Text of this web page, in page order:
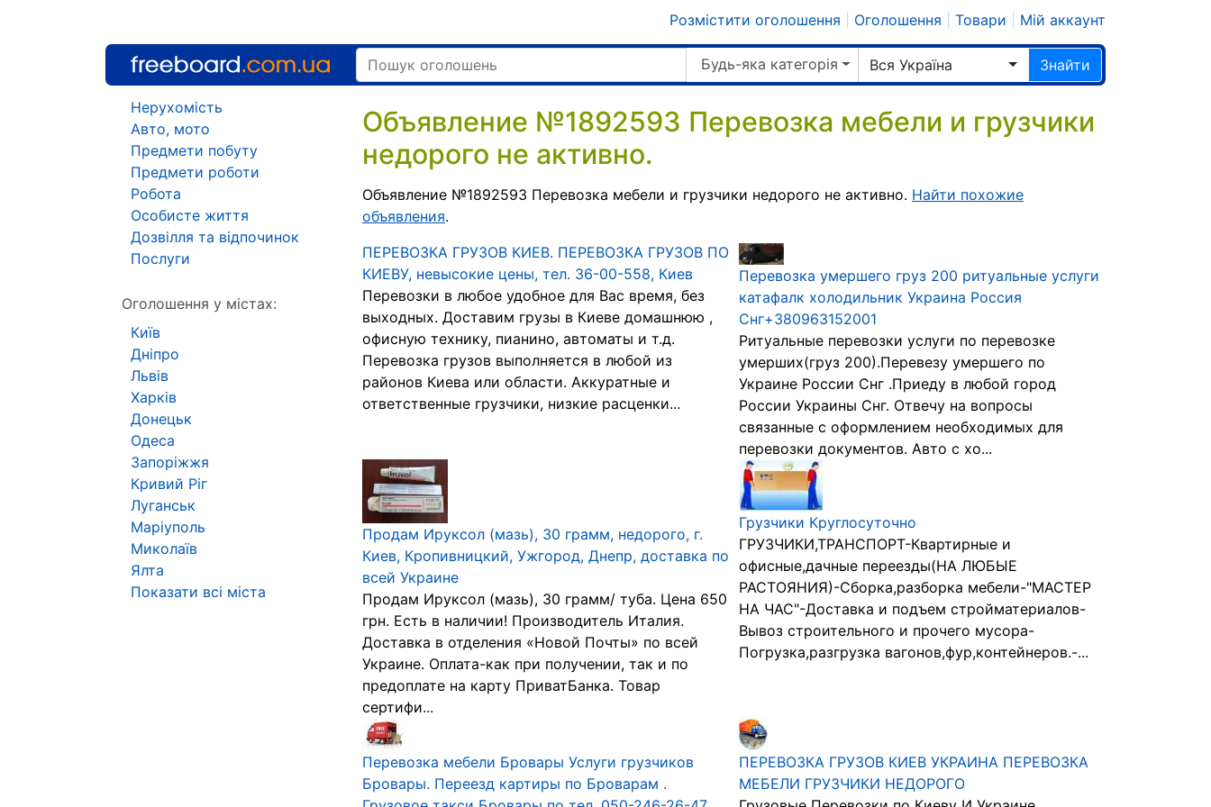
Розмістити оголошення Оголошення Товари Мій аккаунт
Будь-яка категорія Вся Україна Знайти
Объявление №1892593 Перевозка мебели и грузчики
недорого не активно.
Объявление №1892593 Перевозка мебели и грузчики недорого не активно. Найти похожие
объявления.
ПЕРЕВОЗКА ГРУЗОВ КИЕВ. ПЕРЕВОЗКА ГРУЗОВ ПО
КИЕВУ, невысокие цены, тел. 36-00-558, Киев
Перевозки в любое удобное для Вас время, без
выходных. Доставим грузы в Киеве домашнюю ,
офисную технику, пианино, автоматы и т.д.
Перевозка грузов выполняется в любой из
районов Киева или области. Аккуратные и
ответственные грузчики, низкие расценки...
Перевозка умершего груз 200 ритуальные услуги
катафалк холодильник Украина Россия
Снг+380963152001
Ритуальные перевозки услуги по перевозке
умерших(груз 200).Перевезу умершего по
Украине России Снг .Приеду в любой город
России Украины Снг. Отвечу на вопросы
связанные с оформлением необходимых для
перевозки документов. Авто с хо...
Продам Ируксол (мазь), 30 грамм, недорого, г.
Киев, Кропивницкий, Ужгород, Днепр, доставка по
всей Украине
Продам Ируксол (мазь), 30 грамм/ туба. Цена 650
грн. Есть в наличии! Производитель Италия.
Доставка в отделения «Новой Почты» по всей
Украине. Оплата-как при получении, так и по
предоплате на карту ПриватБанка. Товар
сертифи...
Грузчики Круглосуточно
ГРУЗЧИКИ,ТРАНСПОРТ-Квартирные и
oфисные,дачные переезды(НА ЛЮБЫЕ
РАСТОЯНИЯ)-Сборка,разборка мебели-"МАСТЕР
НА ЧАС"-Доставка и подъем стройматериалов-
Вывоз строительного и прочего мусора-
Погрузка,разгрузка вагонов,фур,контейнеров.-...
Перевозка мебели Бровары Услуги грузчиков
Бровары. Переезд картиры по Броварам .
ПЕРЕВОЗКА ГРУЗОВ КИЕВ УКРАИНА ПЕРЕВОЗКА
МЕБЕЛИ ГРУЗЧИКИ НЕДОРОГО
Нерухомість
Авто, мото
Предмети побуту
Предмети роботи
Робота
Особисте життя
Дозвілля та відпочинок
Послуги
Оголошення у містах:
Київ
Дніпро
Львів
Харків
Донецьк
Одеса
Запоріжжя
Кривий Ріг
Луганськ
Маріуполь
Миколаїв
Ялта
Показати всі міста